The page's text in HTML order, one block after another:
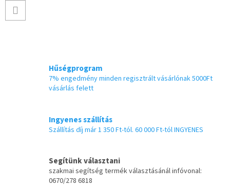
Hűségprogram
7% engedmény minden regisztrált vásárlónak 5000Ft
vásárlás felett
Ingyenes szállítás
Szállítás díj már 1 350 Ft-tól. 60 000 Ft-tól INGYENES
Segítünk választani
szakmai segítség termék választásánál infóvonal:
0670/278 6818